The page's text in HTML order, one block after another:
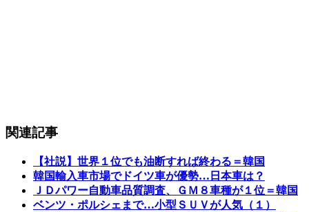
関連記事
【社説】世界１位でも油断すれば終わる＝韓国
韓国輸入車市場でドイツ車が優勢…日本車は？
ＪＤパワー自動車品質調査、ＧＭ８車種が１位＝韓国
ベンツ・ポルシェまで…小型ＳＵＶが人気（１）